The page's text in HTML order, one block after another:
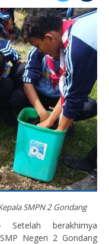
SMPN 2 Gondang
–Setelah berakhirnya
Negeri 2 Gondang